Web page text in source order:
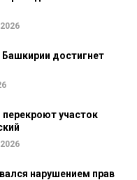
Башкирии достигнет
участок
нарушением прав